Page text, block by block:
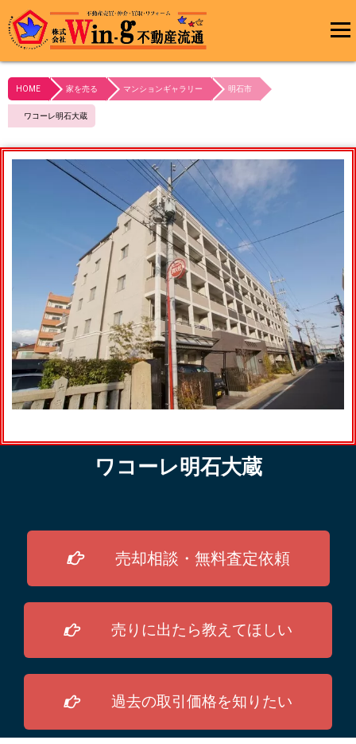
メインメ
最終更新日:2023/10/21
HOME 家を売る マンションギャラリー 明石市
ワコーレ明石大蔵
ワコーレ明石大蔵
売却相談・無料査定依頼
売りに出たら教えてほしい
過去の取引価格を知りたい